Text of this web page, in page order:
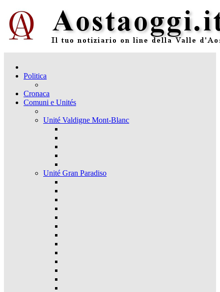
Politica
Cronaca
Comuni e Unités
Unité Valdigne Mont-Blanc
Unité Gran Paradiso